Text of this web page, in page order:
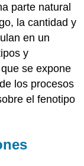
parte natural
la cantidad y
en un
y
se expone
los procesos
el fenotipo